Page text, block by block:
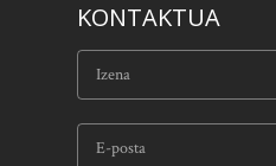
KONTAKTUA